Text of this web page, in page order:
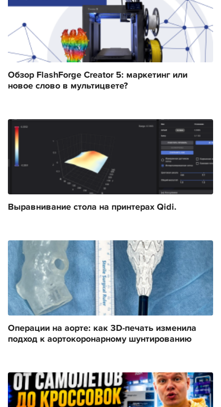
Обзор FlashForge Creator 5: маркетинг или
новое слово в мультицвете?
Выравнивание стола на принтерах Qidi.
Операции на аорте: как 3D-печать изменила
подход к аортокоронарному шунтированию